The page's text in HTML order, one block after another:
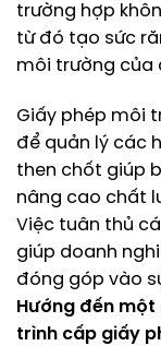
trường hợp
từ đó tạo sức
môi trường của
Giấy phép môi
để quản lý các
then chốt giúp
nâng cao chất
Việc tuân thủ
giúp doanh
đóng góp vào
Hướng đến một
trình cấp giấy